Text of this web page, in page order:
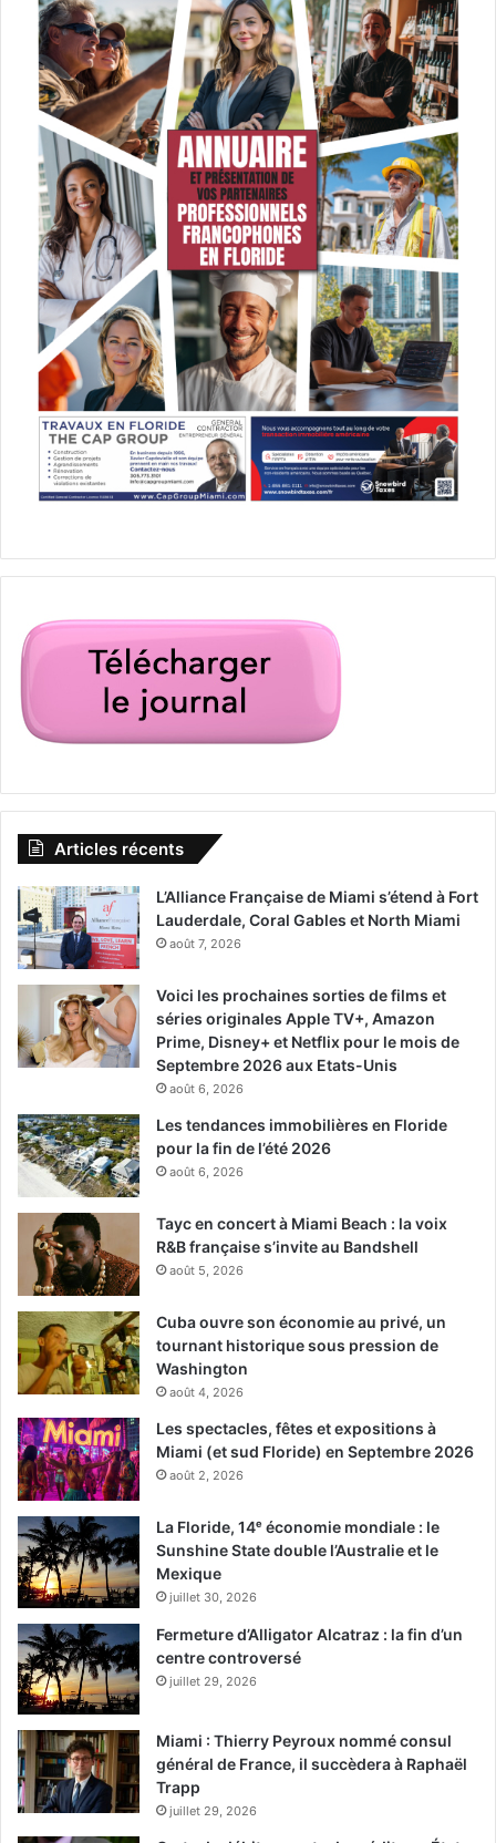
Articles récents
L’Alliance Française de Miami s’étend à Fort
Lauderdale, Coral Gables et North Miami
août 7, 2026
Voici les prochaines sorties de films et
séries originales Apple TV+, Amazon
Prime, Disney+ et Netflix pour le mois de
Septembre 2026 aux Etats-Unis
août 6, 2026
Les tendances immobilières en Floride
pour la fin de l’été 2026
août 6, 2026
Tayc en concert à Miami Beach : la voix
R&B française s’invite au Bandshell
août 5, 2026
Cuba ouvre son économie au privé, un
tournant historique sous pression de
Washington
août 4, 2026
Les spectacles, fêtes et expositions à
Miami (et sud Floride) en Septembre 2026
août 2, 2026
La Floride, 14ᵉ économie mondiale : le
Sunshine State double l’Australie et le
Mexique
juillet 30, 2026
Fermeture d’Alligator Alcatraz : la fin d’un
centre controversé
juillet 29, 2026
Miami : Thierry Peyroux nommé consul
général de France, il succèdera à Raphaël
Trapp
juillet 29, 2026